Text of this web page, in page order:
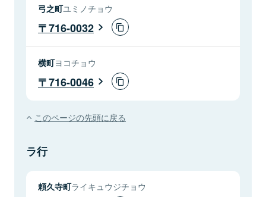
弓之町ユミノチョウ
716-0032
横町ヨコチョウ
716-0046
このページの先頭に戻る
ラ行
頼久寺町ライキュウジチョウ